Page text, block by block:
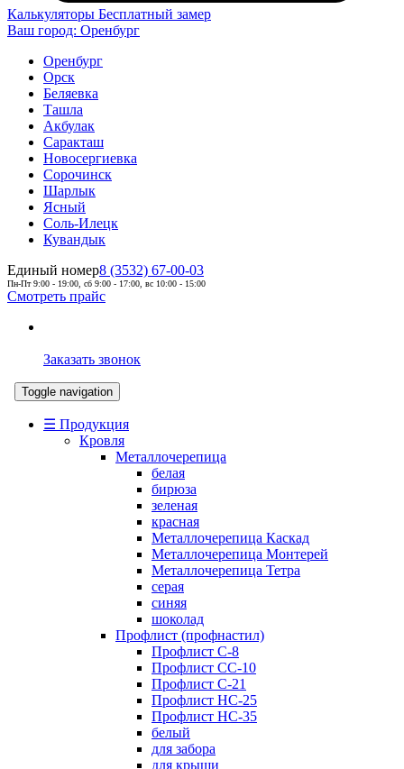
Калькуляторы Бесплатный замер
Ваш город: Оренбург
Оренбург
Орск
Беляевка
Ташла
Акбулак
Саракташ
Новосергиевка
Сорочинск
Шарлык
Ясный
Соль-Илецк
Кувандык
Единый номер8 (3532) 67-00-03
Пн-Пт 9:00 - 19:00, сб 9:00 - 17:00, вс 10:00 - 15:00
Смотреть прайс
Заказать звонок
Toggle navigation
☰ Продукция
Кровля
Металлочерепица
белая
бирюза
зеленая
красная
Металлочерепица Каскад
Металлочерепица Монтерей
Металлочерепица Тетра
серая
синяя
шоколад
Профлист (профнастил)
Профлист С-8
Профлист СС-10
Профлист C-21
Профлист НС-25
Профлист НС-35
белый
для забора
для крыши